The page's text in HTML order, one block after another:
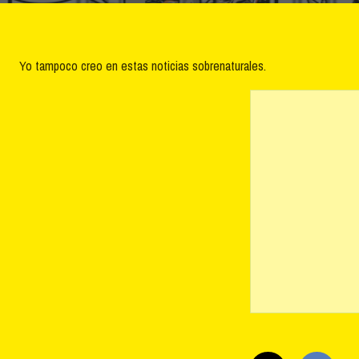
Yo tampoco creo en estas noticias sobrenaturales.